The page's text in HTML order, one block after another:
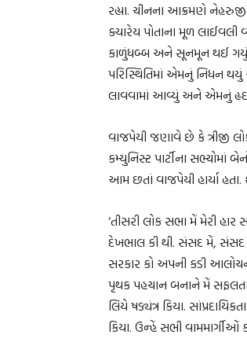
રહ્યા. ચીનના આક્રમણે
ક્યારેય પોતાના મૂળ
કાળુંધબ્બ અને સૂનમૂન થઈ ગયું
પરિસ્થિતિમાં એમનું નિધન
લાવવામાં આવ્યું અને એમનું
વાજપેયી જણાવે છે કે ત્રીજી
કમ્યુનિસ્ટ પાર્ટીના સભ્યોમાં
આમ છતાં વાજપેયી હાર્યા
‘તીસરી લોક સભા મેં મેરી
દેખભાલ કી થી. સંસદ મેં, સંસદ કે
સરકાર કો અપની કડી
પૃથક પહચાન બનાને મેં સફલતા
લિયે ષડ્યંત્ર કિયા.
કિયા. ઉન્હેં સભી વામમાર્ગીઓં